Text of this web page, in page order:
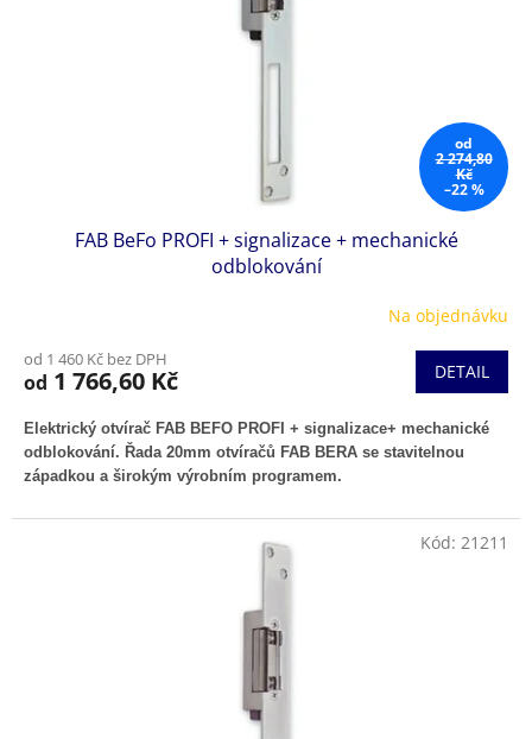
od
2 274,80
Kč
–22 %
FAB BeFo PROFI + signalizace + mechanické
odblokování
Na objednávku
od 1 460 Kč bez DPH
od 1 766,60 Kč DETAIL
Elektrický otvírač FAB BEFO PROFI + signalizace+ mechanické
odblokování. Řada 20mm otvíračů FAB BERA se stavitelnou
západkou a širokým výrobním programem.
Kód: 21211